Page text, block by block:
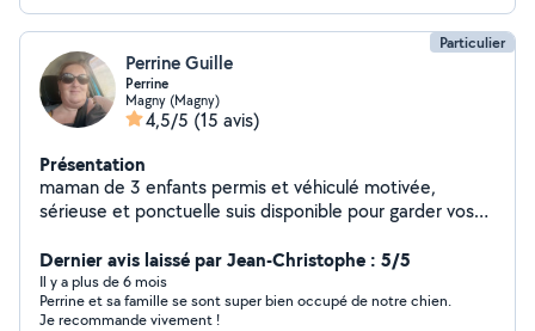
Particulier
Perrine Guille
Perrine
Magny (Magny)
4,5/5 (15 avis)
Présentation
maman de 3 enfants permis et véhiculé motivée,
sérieuse et ponctuelle suis disponible pour garder vos
n'hésitez pas à me contacter pour plus d'informations
Dernier avis laissé par Jean-Christophe : 5/5
Il y a plus de 6 mois
Perrine et sa famille se sont super bien occupé de notre chien.
Je recommande vivement !